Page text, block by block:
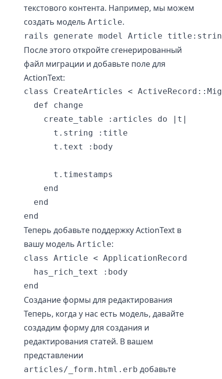
текстового контента. Например, мы можем
создать модель Article.
После этого откройте сгенерированный
файл миграции и добавьте поле для
ActionText:
class CreateArticles <
  def change
    create_table :articles do |t|
      t.string :title
      t.text :body
      t.timestamps
    end
  end
Теперь добавьте поддержку ActionText в
вашу модель Article:
class Article < ApplicationRecord
  has_rich_text :body
Создание формы для редактирования
Теперь, когда у нас есть модель, давайте
создадим форму для создания и
редактирования статей. В вашем
представлении
articles/_form.html.erb добавьте